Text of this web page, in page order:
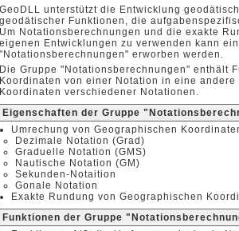
GeoDLL unterstützt die Entwicklung
geodätischer Funktionen, die
Um Notationsberechnungen und die exakte
eigenen Entwicklungen zu verwenden kann
"Notationsberechnungen" erworben werden.
Die Gruppe "Notationsberechnungen" enthält
Koordinaten von einer Notation in eine
Koordinaten verschiedener Notationen.
Eigenschaften der Gruppe
Umrechung von Geographischen
Dezimale Notation (Grad)
Graduelle Notation (GMS)
Nautische Notation (GM)
Sekunden-Notaition
Gonale Notation
Exakte Rundung von Geographischen
Funktionen der Gruppe